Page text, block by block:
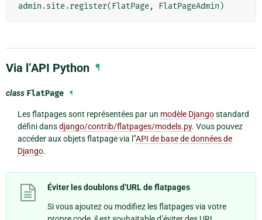
admin .site.register( FlatPage, FlatPageAdmin )
Via l’API Python ¶
class FlatPage ¶
Les flatpages sont représentées par un modèle Djangostandard
défini dansdjango/contrib/flatpages/models.py. Vous pouvez
accéder aux objets flatpage via l”API de base de données de
Django.
Éviter les doublons d’URL de flatpages
Si vous ajoutez ou modifiez les flatpages via votre